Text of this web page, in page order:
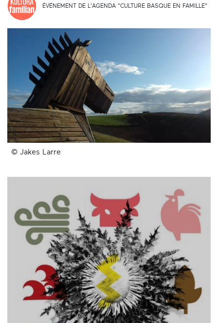
ÉVÉNEMENT DE L'AGENDA "CULTURE BASQUE EN FAMILLE"
© Jakes Larre